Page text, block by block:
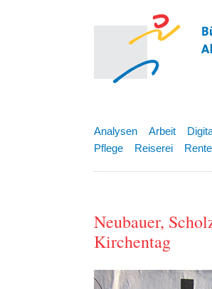
Analysen Arbeit
Pflege
Reiserei Rente
Neubauer,
Kirchentag